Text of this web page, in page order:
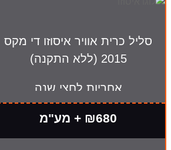
סליל כרית אוויר איסוזו די מקס
2015 (ללא התקנה)
אחריות לחצי שנה
₪680 + מע"מ